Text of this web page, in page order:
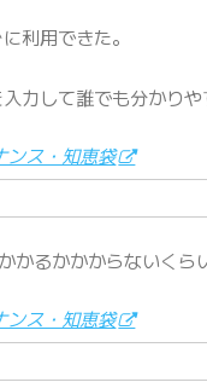
利用できた。
力して誰でも分かり
ンス・知恵袋
かるかかからないくら
ンス・知恵袋